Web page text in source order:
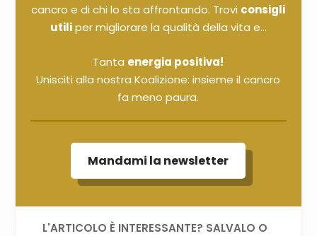
cancro e di chi lo sta affrontando. Trovi consigli
utiliper migliorare la qualità della vita e...
Tanta energia positiva!
Unisciti alla nostra Koalizione: insieme il cancro
fa meno paura.
Mandami la newsletter
L'ARTICOLO È INTERESSANTE? SALVALO O